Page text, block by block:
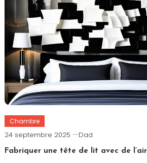
Chambre
24 septembre 2025 Dad
Fabriquer une tête de lit avec de